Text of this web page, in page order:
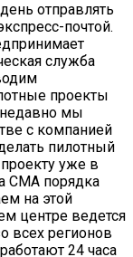
отправлять
почтой.
служба
проекты
мы
с компанией
пилотный
уже в
СМА порядка
на этой
центре ведется
всех регионов
24 часа